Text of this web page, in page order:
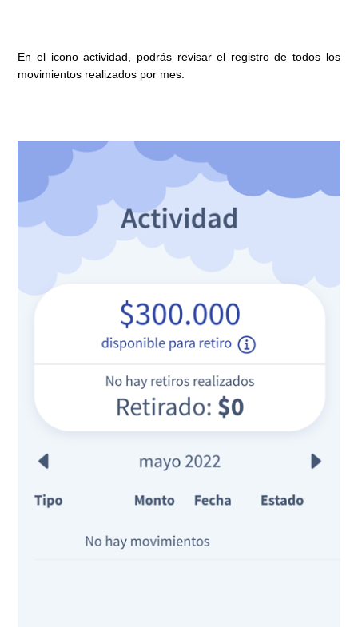
En el icono actividad, podrás revisar el registro de todos los
movimientos realizados por mes.